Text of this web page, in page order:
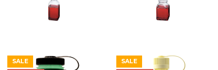
SALE
SALE